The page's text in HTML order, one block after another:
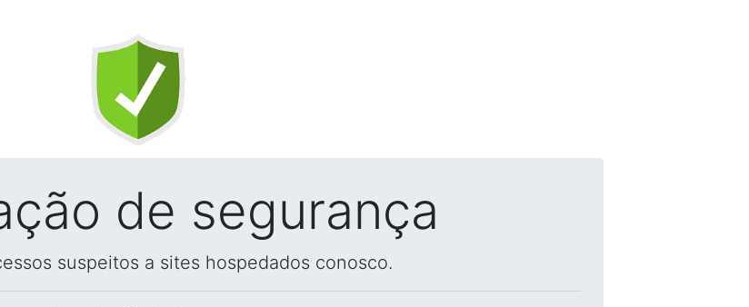
de segurança
suspeitos a sites hospedados conosco.